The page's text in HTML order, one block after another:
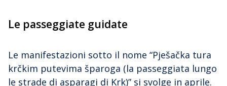
Le passeggiate guidate
Le manifestazioni sotto il nome “Pješačka tura
krčkim putevima šparoga (la passeggiata lungo
le strade di asparagi di Krk)” si svolge in aprile.